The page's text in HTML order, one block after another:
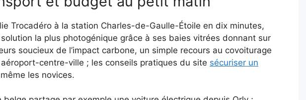
Trocadéro à la station Charles-de-Gaulle-Étoile en dix minutes,
solution la plus photogénique grâce à ses baies vitrées donnant sur
soucieux de l’impact carbone, un simple recours au covoiturage
centre-ville ; les conseils pratiques du site sécuriser un
les novices.